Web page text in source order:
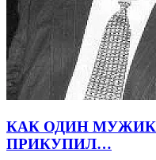
КАК ОДИН МУЖИК
ПРИКУПИЛ…